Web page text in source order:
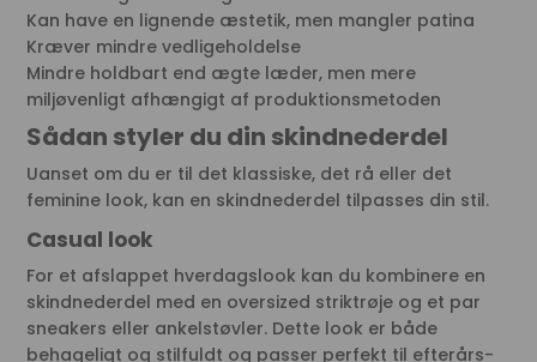
Kan have en lignende æstetik, men mangler patina
Kræver mindre vedligeholdelse
Mindre holdbart end ægte læder, men mere
miljøvenligt afhængigt af produktionsmetoden
Sådan styler du din skindnederdel
Uanset om du er til det klassiske, det rå eller det
feminine look, kan en skindnederdel tilpasses din stil.
Casual look
For et afslappet hverdagslook kan du kombinere en
skindnederdel med en oversized striktrøje og et par
sneakers eller ankelstøvler. Dette look er både
behageligt og stilfuldt og passer perfekt til efterårs-